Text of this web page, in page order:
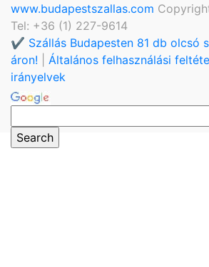
www.budapestszallas.com
Tel: +36 (1) 227-9614
✔️ Szállás Budapesten 81 db olcsó
áron!
Általános felhasználási
irányelvek